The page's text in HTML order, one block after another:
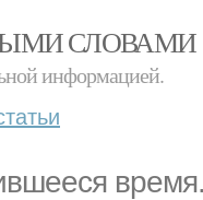
СЛОВАМИ
информацией.